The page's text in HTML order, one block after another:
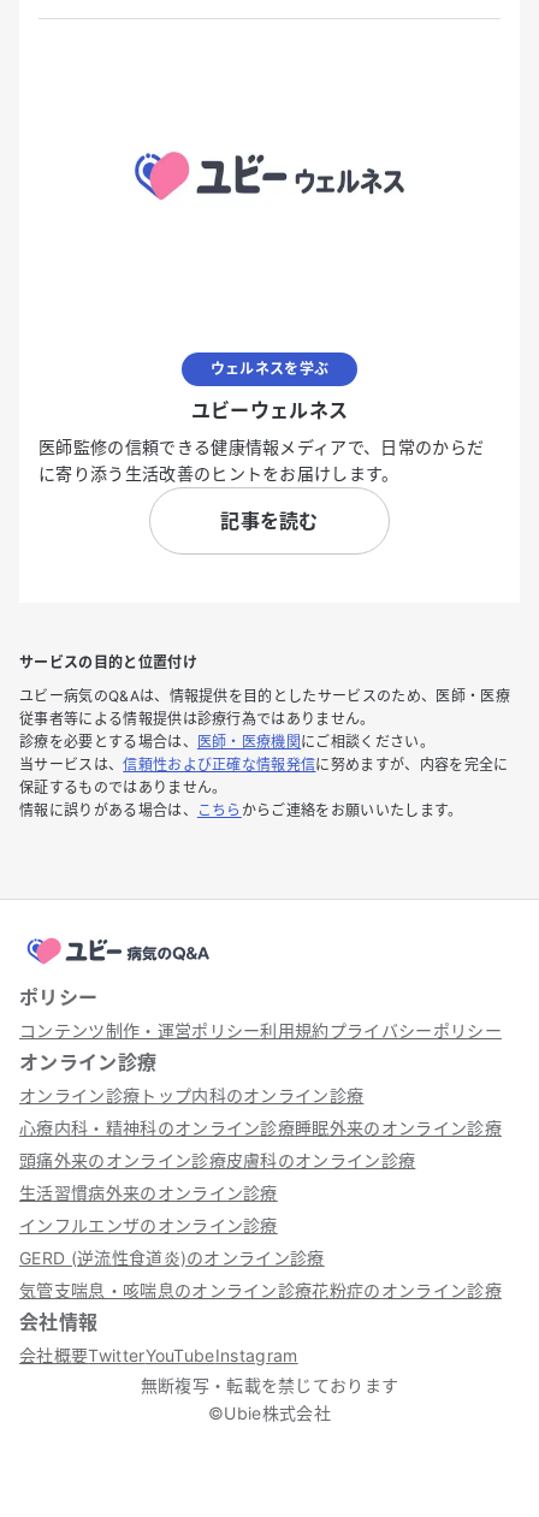
ウェルネスを学ぶ
ユビーウェルネス
医師監修の信頼できる健康情報メディアで、日常のからだ
に寄り添う生活改善のヒントをお届けします。
記事を読む
サービスの目的と位置付け
ユビー病気のQ&Aは、情報提供を目的としたサービスのため、医師・医療
従事者等による情報提供は診療行為ではありません。
診療を必要とする場合は、
医師・医療機関 にご相談ください。
当サービスは、信頼性および正確な情報発信に努めますが、内容を完全に
保証するものではありません。
情報に誤りがある場合は、
こちら からご連絡をお願いいたします。
ポリシー
コンテンツ制作・運営ポリシー利用規約プライバシーポリシー
オンライン診療
オンライン診療トップ内科のオンライン診療
心療内科・精神科のオンライン診療睡眠外来のオンライン診療
頭痛外来のオンライン診療皮膚科のオンライン診療
生活習慣病外来のオンライン診療
インフルエンザのオンライン診療
GERD (逆流性食道炎)のオンライン診療
気管支喘息・咳喘息のオンライン診療花粉症のオンライン診療
会社情報
会社概要TwitterYouTubeInstagram
無断複写・転載を禁じております
©Ubie株式会社